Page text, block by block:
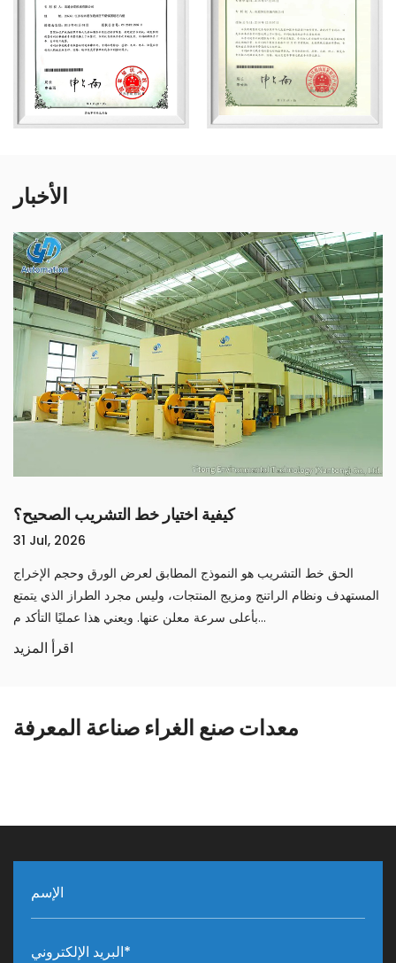
الأخبار
كيفية
الحق خط التشريب هو النموذج المطابق
المستهدف ونظام الراتنج ومزيج المنتجات،
بأعلى سرعة معلن عنها. ويعني هذا عمليًا التأكد م...
أو ورق التراكب أو ورق
جزئيًا بحيث يمكن
معدات صنع الغراء صناعة المعرفة